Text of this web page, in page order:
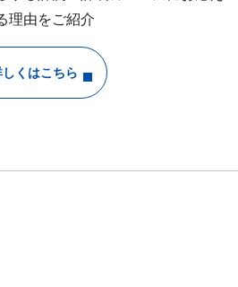
理由をご紹介
しくはこちら